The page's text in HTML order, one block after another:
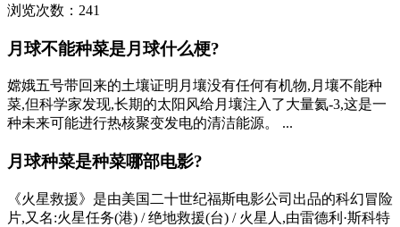
浏览次数：241
月球不能种菜是月球什么梗?
嫦娥五号带回来的土壤证明月壤没有任何有机物,月壤不能种
菜,但科学家发现,长期的太阳风给月壤注入了大量氦-3,这是一
种未来可能进行热核聚变发电的清洁能源。 ...
月球种菜是种菜哪部电影?
《火星救援》是由美国二十世纪福斯电影公司出品的科幻冒险
片,又名:火星任务(港) / 绝地救援(台) / 火星人,由雷德利·斯科特